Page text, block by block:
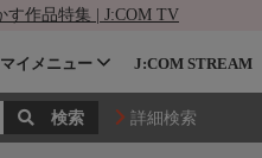
す作品特集 | J:COM TV
マイメニュー J:COM STREAM
詳細検索